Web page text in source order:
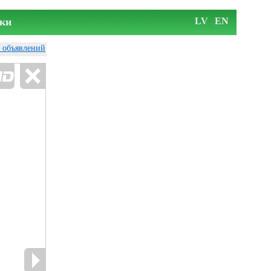
LV EN
объявлений